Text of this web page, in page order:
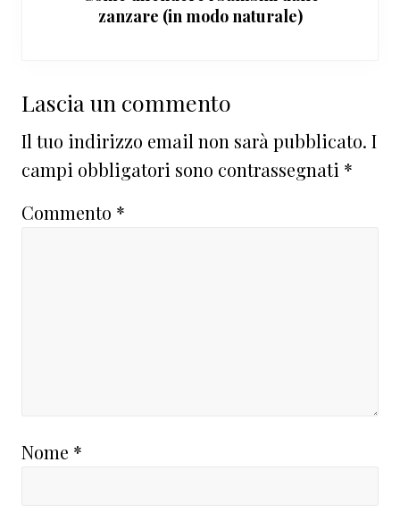
zanzare (in modo naturale)
Interazioni
del
lettore
Lascia un commento
Il tuo indirizzo email non sarà pubblicato. I
campi obbligatori sono contrassegnati *
Commento *
Nome *